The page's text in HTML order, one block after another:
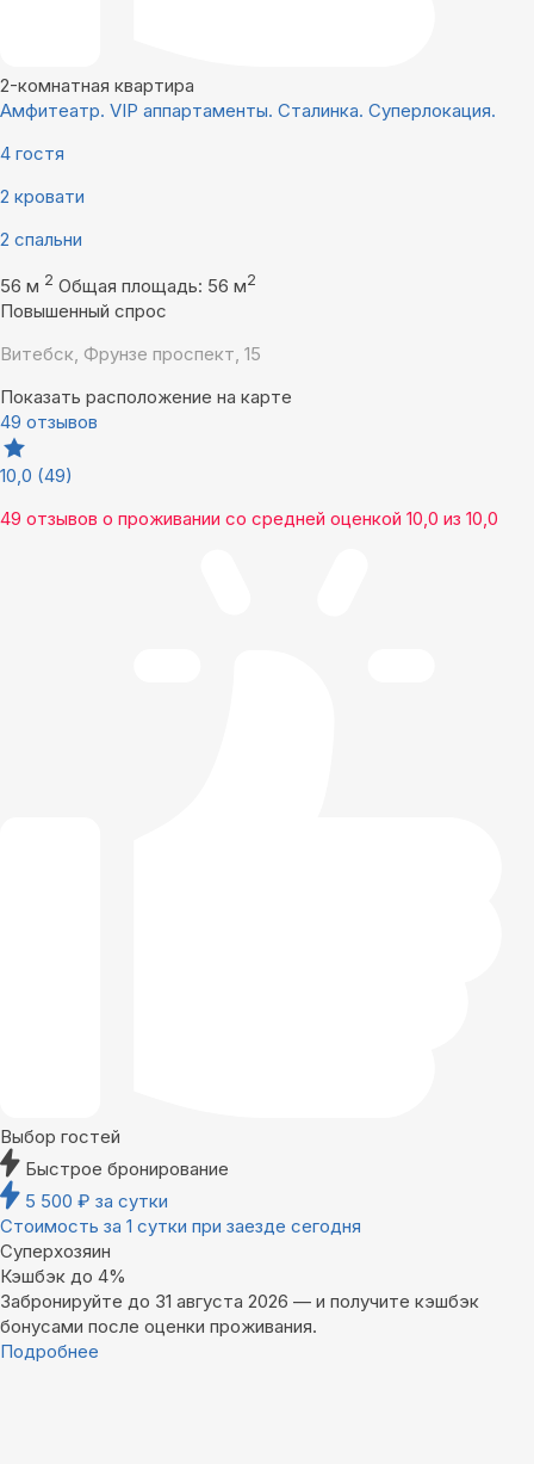
2-комнатная квартира
Амфитеатр. VIP аппартаменты. Сталинка. Суперлокация.
4 гостя
2 кровати
2 спальни
56 м 2 Общая площадь: 56 м2
Повышенный спрос
Витебск, Фрунзе проспект, 15
Показать расположение на карте
49 отзывов
10,0 (49)
49 отзывов о проживании со средней оценкой 10,0 из 10,0
Выбор гостей
Быстрое бронирование
5 500 ₽ за сутки
Стоимость за 1 сутки при заезде сегодня
Суперхозяин
Кэшбэк до 4%
Забронируйте до 31 августа 2026 — и получите кэшбэк
бонусами после оценки проживания.
Подробнее